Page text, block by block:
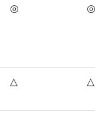
◎ ◎
△ △